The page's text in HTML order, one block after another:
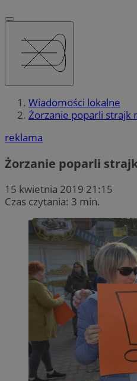
Wiadomości lokalne
Żorzanie poparli strajk
reklama
Żorzanie poparli
15 kwietnia 2019 21:15
Czas czytania: 3 min.